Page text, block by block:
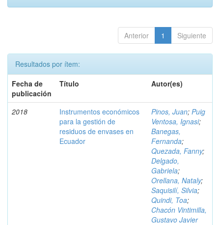
Anterior 1 Siguiente
Resultados por ítem:
Fecha de
publicación
Título Autor(es)
2018
Instrumentos económicos
para la gestión de
residuos de envases en
Ecuador
Pinos, Juan; Puig
Ventosa, Ignasi;
Banegas,
Fernanda;
Quezada, Fanny;
Delgado,
Gabriela;
Orellana, Nataly;
Saquisilí, Silvia;
Quindi, Toa;
Chacón Vintimilla,
Gustavo Javier